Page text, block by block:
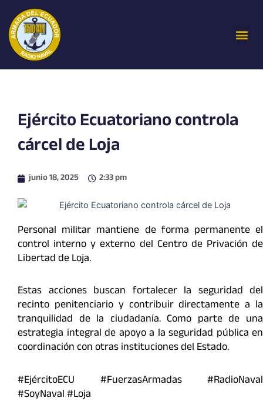
contenido
Ejército Ecuatoriano controla
cárcel de Loja
junio 18, 2025 2:33 pm
Personal militar mantiene de forma permanente el
control interno y externo del Centro de Privación de
Libertad de Loja.
Estas acciones buscan fortalecer la seguridad del
recinto penitenciario y contribuir directamente a la
tranquilidad de la ciudadanía. Como parte de una
estrategia integral de apoyo a la seguridad pública en
coordinación con otras instituciones del Estado.
#EjércitoECU #FuerzasArmadas #RadioNaval
#SoyNaval #Loja